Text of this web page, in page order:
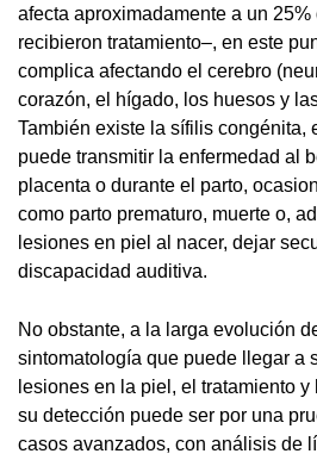
afecta aproximadamente a un
recibieron tratamiento–, en este
complica afectando el cerebro
corazón, el hígado, los huesos y
También existe la sífilis congénita,
puede transmitir la enfermedad al
placenta o durante el parto,
como parto prematuro, muerte o,
lesiones en piel al nacer, dejar
discapacidad auditiva.
No obstante, a la larga evolución
sintomatología que puede llegar a
lesiones en la piel, el tratamiento
su detección puede ser por una
casos avanzados, con análisis de